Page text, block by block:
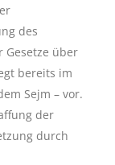
des
Gesetze über
bereits im
Sejm – vor.
der
durch